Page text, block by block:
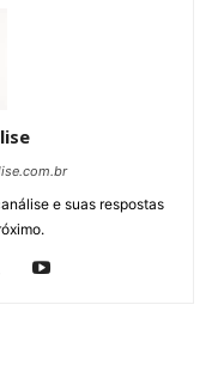
e suas respostas